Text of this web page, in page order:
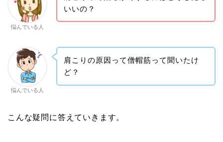
悩んでいる人
いいの？
悩んでいる人
肩こりの原因って僧帽筋って聞いたけ
ど？
こんな疑問に答えていきます。